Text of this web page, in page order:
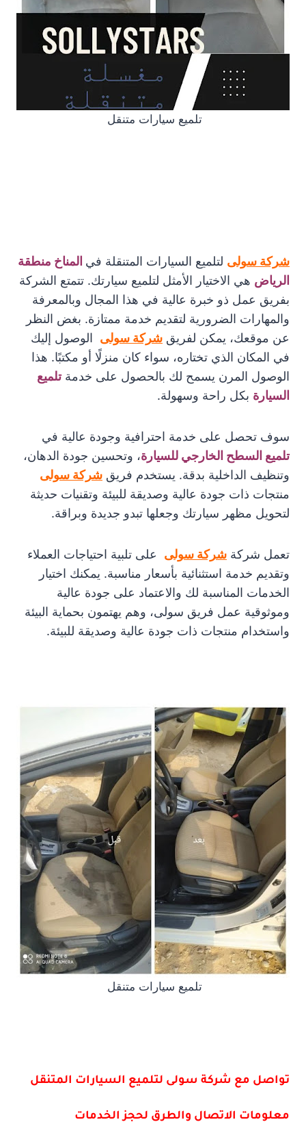
تلميع سيارات متنقل
شركة سولى لتلميع السيارات المتنقلة في المناخ منطقة
الرياض هي الاختيار الأمثل لتلميع سيارتك. تتمتع الشركة
بفريق عمل ذو خبرة عالية في هذا المجال وبالمعرفة
والمهارات الضرورية لتقديم خدمة ممتازة. بغض النظر
عن موقعك، يمكن لفريق شركة سولى الوصول إليك
في المكان الذي تختاره، سواء كان منزلًا أو مكتبًا. هذا
الوصول المرن يسمح لك بالحصول على خدمةتلميع
السيارة بكل راحة وسهولة.
سوف تحصل على خدمة احترافية وجودة عالية في
تلميع السطح الخارجي للسيارة، وتحسين جودة الدهان،
وتنظيف الداخلية بدقة. يستخدم فريق شركة سولى
منتجات ذات جودة عالية وصديقة للبيئة وتقنيات حديثة
لتحويل مظهر سيارتك وجعلها تبدو جديدة وبراقة.
تعمل شركة شركة سولى على تلبية احتياجات العملاء
وتقديم خدمة استثنائية بأسعار مناسبة. يمكنك اختيار
الخدمات المناسبة لك والاعتماد على جودة عالية
وموثوقية عمل فريق سولى، وهم يهتمون بحماية البيئة
واستخدام منتجات ذات جودة عالية وصديقة للبيئة.
تلميع سيارات متنقل
تواصل مع شركة سولى لتلميع السيارات المتنقل
معلومات الاتصال والطرق لحجز الخدمات